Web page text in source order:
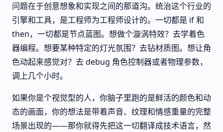
问题在于创意想象和实现之间的那道沟。统治这个行业的
引擎和工具，是工程师为工程师设计的。一切都是 if 和
then，一切都是节点蓝图。想做个漩涡特效？去学着色
器编程。想要某种特定的灯光氛围？去钻材质图。想让角
色动起来感觉对？去 debug 角色控制器或者物理参数，
调上几个小时。
如果你是个视觉型的人，你脑子里跑的是鲜活的颜色和动
态的画面，你的想法是带着声音、纹理和情感重量的完整
场景出现的——那你就得先把这一切翻译成技术语言，然